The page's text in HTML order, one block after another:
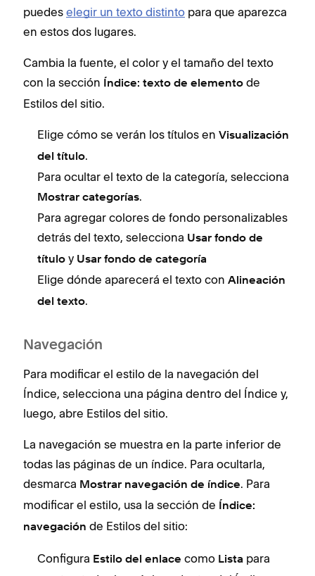
puedes elegir un texto distinto para que aparezca
en estos dos lugares.
Cambia la fuente, el color y el tamaño del texto
con la sección
Índice: texto de elemento de
Estilos del sitio.
Elige cómo se verán los títulos en Visualización
del título.
Para ocultar el texto de la categoría, selecciona
Mostrar categorías.
Para agregar colores de fondo personalizables
detrás del texto, selecciona Usar fondo de
título y Usar fondo de categoría
Elige dónde aparecerá el texto con Alineación
del texto.
Navegación
Para modificar el estilo de la navegación del
Índice, selecciona una página dentro del Índice y,
luego, abre Estilos del sitio.
La navegación se muestra en la parte inferior de
todas las páginas de un índice. Para ocultarla,
desmarca Mostrar navegación de índice. Para
modificar el estilo, usa la sección de
Índice:
navegación de Estilos del sitio:
Configura Estilo del enlace como Lista para